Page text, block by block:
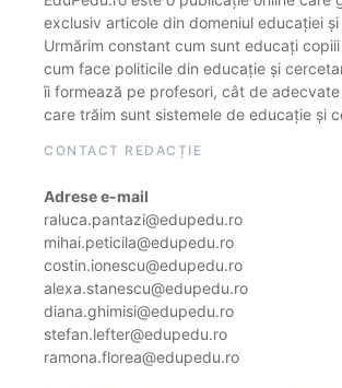
exclusiv articole din domeniul educației
Urmărim constant cum sunt educați
cum face politicile din educație și
îi formează pe profesori, cât de adecvate
care trăim sunt sistemele de educație și
CONTACT REDACȚIE
Adrese e-mail
raluca.pantazi@edupedu.ro
mihai.peticila@edupedu.ro
costin.ionescu@edupedu.ro
alexa.stanescu@edupedu.ro
diana.ghimisi@edupedu.ro
stefan.lefter@edupedu.ro
ramona.florea@edupedu.ro